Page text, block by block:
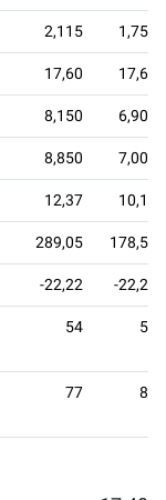
2,115 1,754
17,60 17,60
8,150 6,900
8,850 7,000
12,37 10,13
289,05 178,50
-22,22 -22,22
54 54
77 82